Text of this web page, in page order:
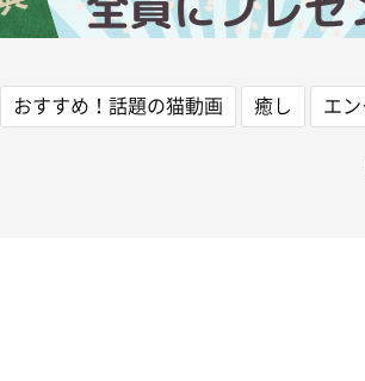
おすすめ！話題の猫動画 癒し エ